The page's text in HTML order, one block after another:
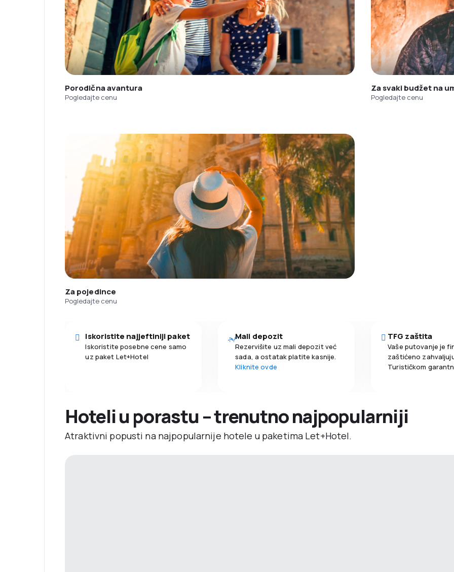
Porodična avantura
Pogledajte cenu
Za svaki budžet na
Pogledajte cenu
Za pojedince
Pogledajte cenu
Iskoristite najjeftiniji paket
Iskoristite posebne cene samo
uz paket Let+Hotel
Mali depozit
Rezervišite uz mali depozit već
sada, a ostatak platite kasnije.
Kliknite ovde
TFG zaštita
Vaše putovanje je
zaštićeno
Turističkom
Hoteli u porastu – trenutno najpopularniji
Atraktivni popusti na najpopularnije hotele u paketima Let+Hotel.